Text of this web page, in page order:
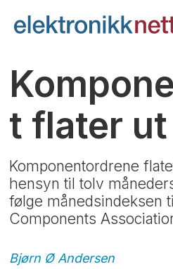
t flater ut
Komponentordrene
hensyn til tolv
følge månedsindeksen
Components
Bjørn Ø Andersen